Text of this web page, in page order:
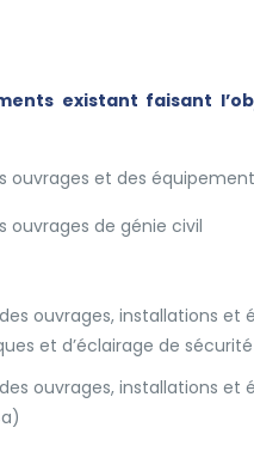
existant faisant
ouvrages et des
ouvrages de génie civil
ouvrages, installations et
et d’éclairage de sécurité
ouvrages, installations et